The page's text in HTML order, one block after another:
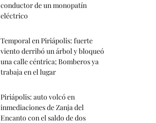
conductor de un monopatín
eléctrico
Temporal en Piriápolis: fuerte
viento derribó un árbol y bloqueó
una calle céntrica; Bomberos ya
trabaja en el lugar
Piriápolis: auto volcó en
inmediaciones de Zanja del
Encanto con el saldo de dos